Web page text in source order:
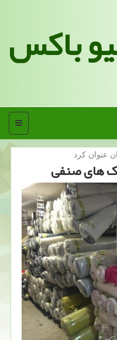
باکس
منو
عنوان كرد
های صنفی